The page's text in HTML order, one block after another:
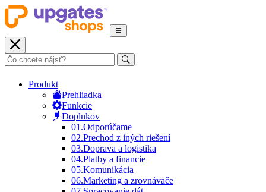
Produkt
Prehliadka
Funkcie
Doplnkov
01.Odporúčame
02.Prechod z iných riešení
03.Doprava a logistika
04.Platby a financie
05.Komunikácia
06.Marketing a zrovnávače